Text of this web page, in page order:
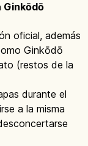
Ginkōdō
oficial, además
Ginkōdō
(restos de la
durante el
a la misma